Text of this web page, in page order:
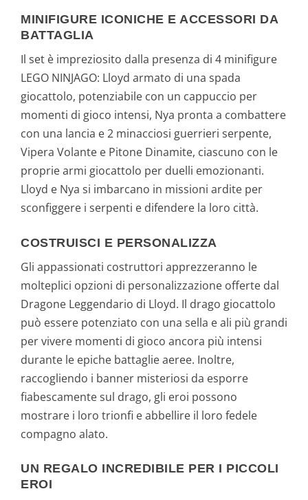
MINIFIGURE ICONICHE E ACCESSORI DA
BATTAGLIA
Il set è impreziosito dalla presenza di 4 minifigure
LEGO NINJAGO: Lloyd armato di una spada
giocattolo, potenziabile con un cappuccio per
momenti di gioco intensi, Nya pronta a combattere
con una lancia e 2 minacciosi guerrieri serpente,
Vipera Volante e Pitone Dinamite, ciascuno con le
proprie armi giocattolo per duelli emozionanti.
Lloyd e Nya si imbarcano in missioni ardite per
sconfiggere i serpenti e difendere la loro città.
COSTRUISCI E PERSONALIZZA
Gli appassionati costruttori apprezzeranno le
molteplici opzioni di personalizzazione offerte dal
Dragone Leggendario di Lloyd. Il drago giocattolo
può essere potenziato con una sella e ali più grandi
per vivere momenti di gioco ancora più intensi
durante le epiche battaglie aeree. Inoltre,
raccogliendo i banner misteriosi da esporre
fiabescamente sul drago, gli eroi possono
mostrare i loro trionfi e abbellire il loro fedele
compagno alato.
UN REGALO INCREDIBILE PER I PICCOLI
EROI